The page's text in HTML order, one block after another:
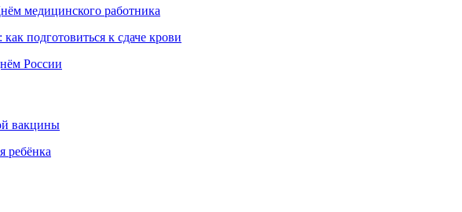
медицинского работника
подготовиться к сдаче крови
России
вакцины
ребёнка